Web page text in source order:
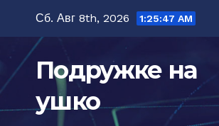
содержимому
Сб. Авг 8th, 2026 1:25:48 AM
Подружке на
ушко